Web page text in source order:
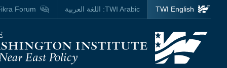
Skip to main content
Homepage
TWI English
TWI Arabic: اللغة العربية Forum